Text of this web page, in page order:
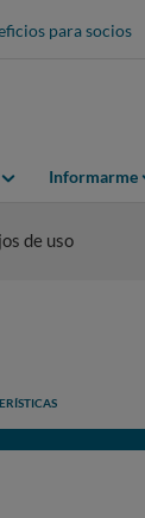
para socios
Informarme
de uso